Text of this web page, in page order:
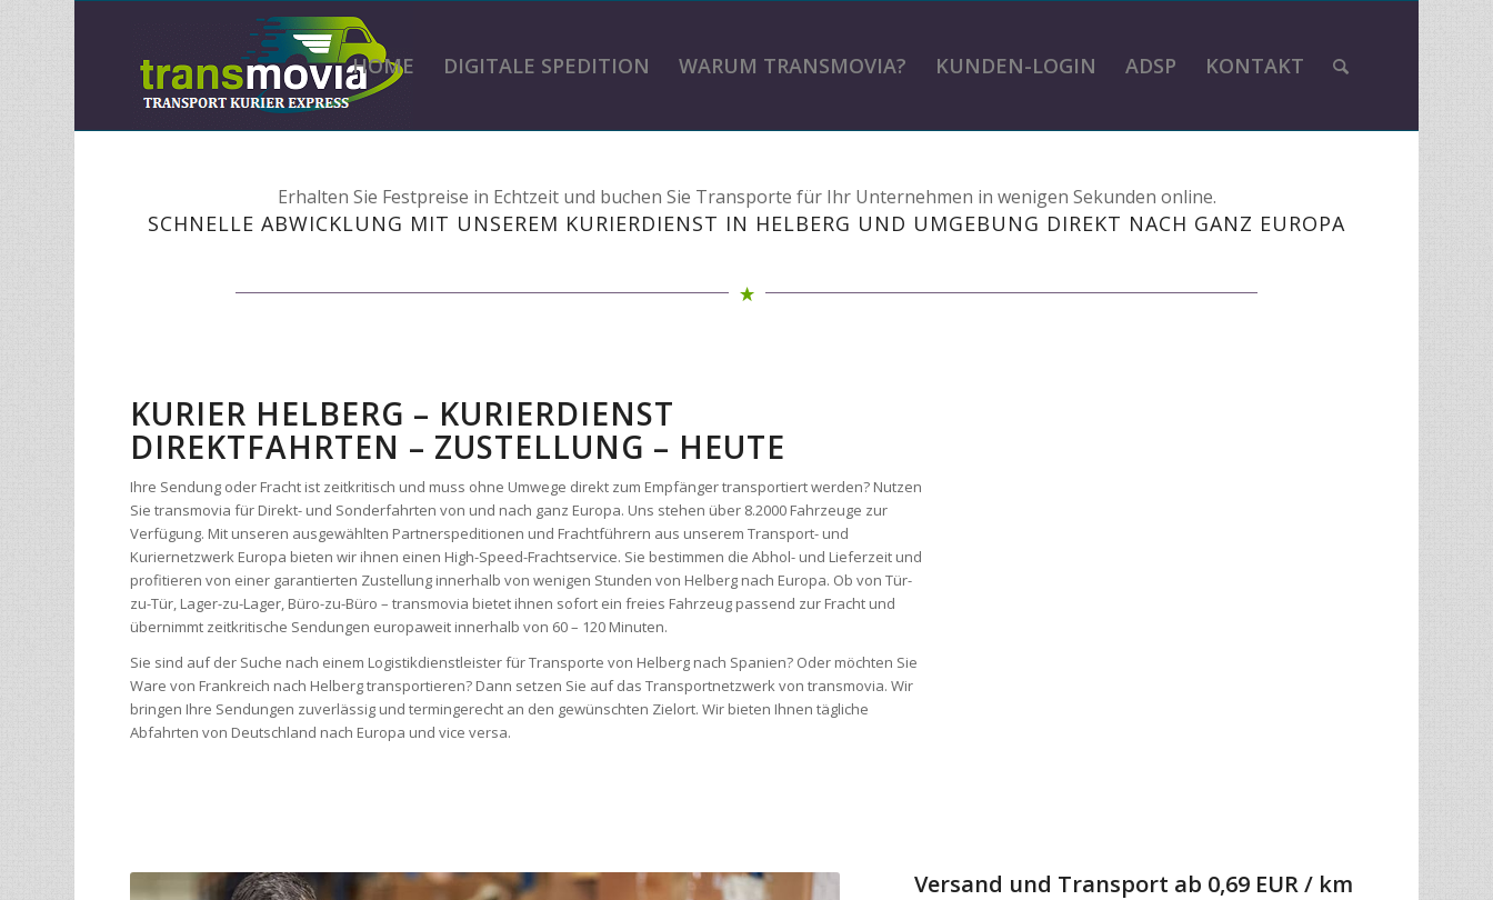
HOME DIGITALE SPEDITION WARUM TRANSMOVIA? KUNDEN-LOGIN ADSP KONTAKT
Erhalten Sie Festpreise in Echtzeit und buchen Sie Transporte für Ihr Unternehmen in wenigen Sekunden online.
SCHNELLE ABWICKLUNG MIT UNSEREM KURIERDIENST IN HELBERG UND UMGEBUNG DIREKT NACH GANZ EUROPA
KURIER HELBERG – KURIERDIENST
DIREKTFAHRTEN – ZUSTELLUNG – HEUTE
Ihre Sendung oder Fracht ist zeitkritisch und muss ohne Umwege direkt zum Empfänger transportiert werden? Nutzen
Sie transmovia für Direkt- und Sonderfahrten von und nach ganz Europa. Uns stehen über 8.2000 Fahrzeuge zur
Verfügung. Mit unseren ausgewählten Partnerspeditionen und Frachtführern aus unserem Transport- und
Kuriernetzwerk Europa bieten wir ihnen einen High-Speed-Frachtservice. Sie bestimmen die Abhol- und Lieferzeit und
profitieren von einer garantierten Zustellung innerhalb von wenigen Stunden von Helberg nach Europa. Ob von Tür-
zu-Tür, Lager-zu-Lager, Büro-zu-Büro – transmovia bietet ihnen sofort ein freies Fahrzeug passend zur Fracht und
übernimmt zeitkritische Sendungen europaweit innerhalb von 60 – 120 Minuten.
Sie sind auf der Suche nach einem Logistikdienstleister für Transporte von Helberg nach Spanien? Oder möchten Sie
Ware von Frankreich nach Helberg transportieren? Dann setzen Sie auf das Transportnetzwerk von transmovia. Wir
bringen Ihre Sendungen zuverlässig und termingerecht an den gewünschten Zielort. Wir bieten Ihnen tägliche
Abfahrten von Deutschland nach Europa und vice versa.
Versand und Transport ab 0,69 EUR / km